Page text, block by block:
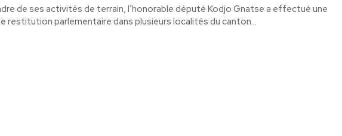
de ses activités de terrain, l’honorable député Kodjo Gnatse a effectué une
restitution parlementaire dans plusieurs localités du canton...